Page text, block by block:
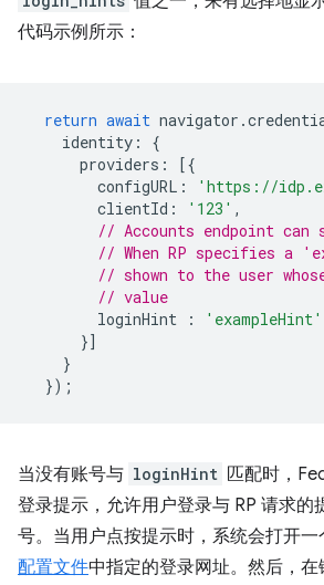
代码示例所示：
return await navigator .
identity :
{
providers :
[{
configURL :
'https://
clientId : '123' ,
// Accounts endpoint
// When RP specifies a
// shown to the user
// value
loginHint
:
'exampleHint'
}]
}
});
当没有账号与 loginHint 匹配时，
登录提示，允许用户登录与 RP 请求的
号。当用户点按提示时，系统会打开
配置文件中指定的登录网址。然后，